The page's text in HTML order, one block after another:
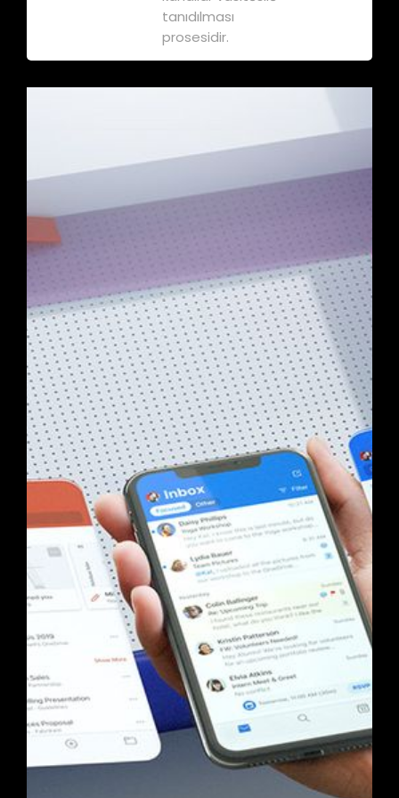
tanıdılması
prosesidir.